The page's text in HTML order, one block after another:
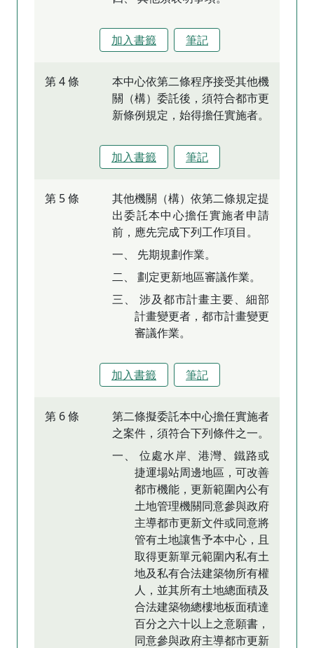
加入書籤 筆記
第 4 條
本中心依第二條程序接受其他機
關（構）委託後，須符合都市更
新條例規定，始得擔任實施者。
加入書籤 筆記
第 5 條
其他機關（構）依第二條規定提
出委託本中心擔任實施者申請
前，應先完成下列工作項目。
一、 先期規劃作業。
二、 劃定更新地區審議作業。
三、 涉及都市計畫主要、細部
計畫變更者，都市計畫變更
審議作業。
加入書籤 筆記
第 6 條
第二條擬委託本中心擔任實施者
之案件，須符合下列條件之一。
一、 位處水岸、港灣、鐵路或
捷運場站周邊地區，可改善
都市機能，更新範圍內公有
土地管理機關同意參與政府
主導都市更新文件或同意將
管有土地讓售予本中心，且
取得更新單元範圍內私有土
地及私有合法建築物所有權
人，並其所有土地總面積及
合法建築物總樓地板面積達
百分之六十以上之意願書，
同意參與政府主導都市更新